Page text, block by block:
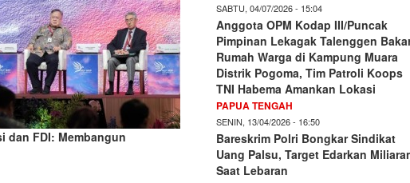
dan FDI: Membangun
SABTU, 04/07/2026 - 15:04
Anggota OPM Kodap III/Puncak
Pimpinan Lekagak Talenggen
Rumah Warga di Kampung Muara
Distrik Pogoma, Tim Patroli Koops
TNI Habema Amankan Lokasi
PAPUA TENGAH
SENIN, 13/04/2026 - 16:50
Bareskrim Polri Bongkar Sindikat
Uang Palsu, Target Edarkan
Saat Lebaran